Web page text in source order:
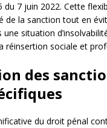
du 7 juin 2022. Cette
de la sanction tout en
situation
réinsertion sociale et
des
du droit pénal